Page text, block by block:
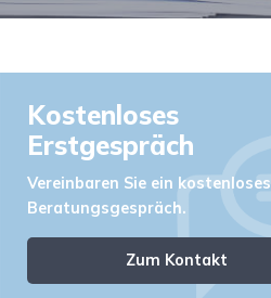
Kostenloses
Erstgespräch
Vereinbaren Sie ein kostenloses
Beratungsgespräch.
Zum Kontakt